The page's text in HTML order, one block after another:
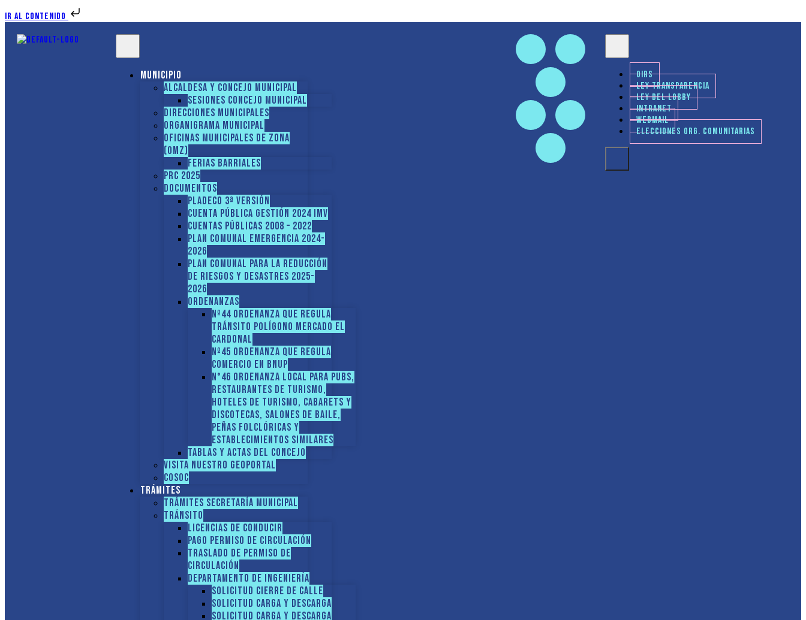
Ir al contenido
Municipio
Alcaldesa y Concejo Municipal
Sesiones Concejo Municipal
Direcciones municipales
Organigrama Municipal
Oficinas Municipales de Zona
(OMZ)
Ferias Barriales
PRC 2025
Documentos
PLADECO 3ª VERSIÓN
CUENTA PÚBLICA GESTIÓN 2024 IMV
Cuentas Públicas 2008 – 2022
PLAN COMUNAL EMERGENCIA 2024-
2026
PLAN COMUNAL PARA LA REDUCCIÓN
DE RIESGOS Y DESASTRES 2025-
2026
ORDENANZAS
Nº44 Ordenanza que regula
tránsito Polígono Mercado El
Cardonal
Nº45 Ordenanza que regula
comercio en BNUP
N°46 Ordenanza local para pubs,
restaurantes de turismo,
hoteles de turismo, cabarets y
discotecas, salones de baile,
peñas folclóricas y
establecimientos similares
Tablas y Actas del Concejo
Visita nuestro GEOPORTAL
COSOC
Trámites
Trámites Secretaría Municipal
Tránsito
Licencias de conducir
Pago Permiso de Circulación
Traslado de Permiso de
circulación
Departamento de Ingeniería
Solicitud Cierre de calle
Solicitud Carga y descarga
Solicitud Carga y descarga
OIRS
LEY TRANSPARENCIA
LEY DEL LOBBY
INTRANET
WEBMAIL
ELECCIONES ORG. COMUNITARIAS